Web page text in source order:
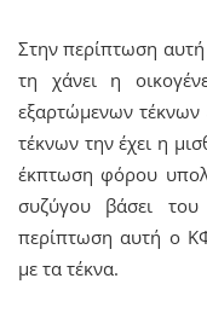
Στην περίπτωση
τη χάνει η
εξαρτώμενων τέκνων
τέκνων την έχει η
έκπτωση φόρου
συζύγου βάσει
περίπτωση αυτή ο
με τα τέκνα.